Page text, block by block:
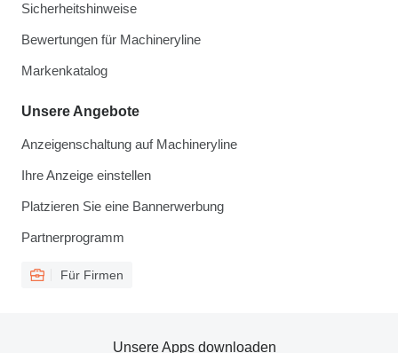
Sicherheitshinweise
Bewertungen für Machineryline
Markenkatalog
Unsere Angebote
Anzeigenschaltung auf Machineryline
Ihre Anzeige einstellen
Platzieren Sie eine Bannerwerbung
Partnerprogramm
Für Firmen
Unsere Apps downloaden